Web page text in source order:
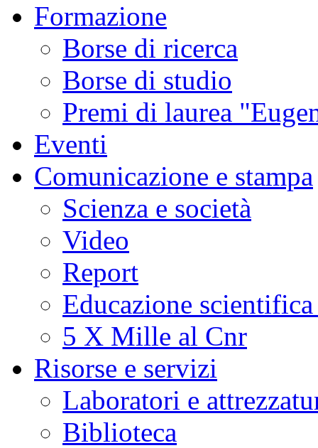
Formazione
Borse di ricerca
Borse di studio
Premi di laurea
Eventi
Comunicazione e stampa
Scienza e società
Video
Report
Educazione
5 X Mille al Cnr
Risorse e servizi
Laboratori e
Biblioteca